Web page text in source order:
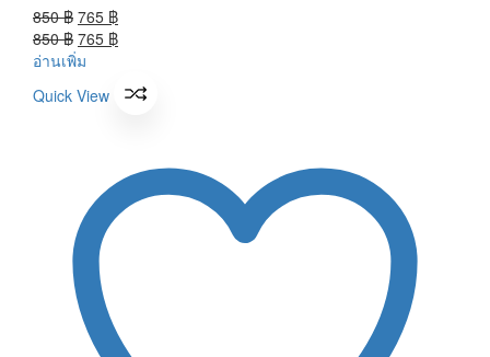
850฿ Original
price
was:
765 ฿Current
price
765 ฿.
850฿ Original
price
850 ฿.
765 ฿Current
765 ฿.
อ่านเพิ่ม
Quick View